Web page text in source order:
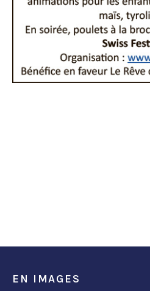
EN IMAGES